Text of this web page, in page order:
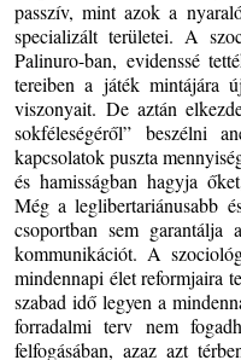
passzív, mint azok a
specializált területei. A
Palinuro-ban, evidenssé
tereiben a játék mintájára
viszonyait. De aztán
sokféleségéről” beszélni
kapcsolatok puszta
és hamisságban hagyja
Még a leglibertariánusabb
csoportban sem
kommunikációt. A
mindennapi élet reformjaira
szabad idő legyen a
forradalmi terv nem
felfogásában, azaz azt